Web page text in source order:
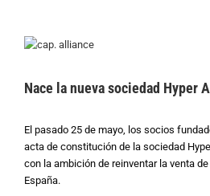
Ver
grande
Nace la nueva sociedad Hyper
El pasado 25 de mayo, los socios
acta de constitución de la sociedad
con la ambición de reinventar la venta
España.